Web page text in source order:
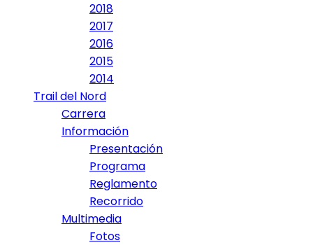
2018
2017
2016
2015
2014
Trail del Nord
Carrera
Información
Presentación
Programa
Reglamento
Recorrido
Multimedia
Fotos